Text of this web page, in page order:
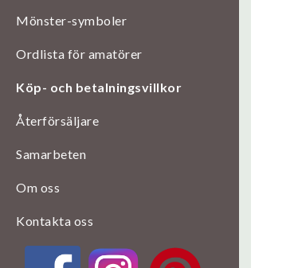
Mönster-symboler
Ordlista för amatörer
Köp- och betalningsvillkor
Återförsäljare
Samarbeten
Om oss
Kontakta oss